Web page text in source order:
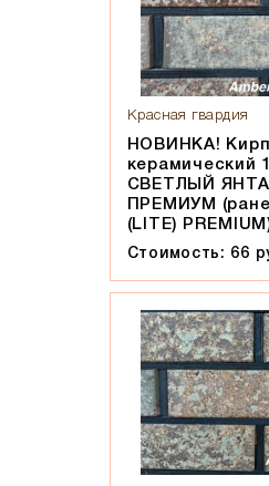
Красная гвардия
НОВИНКА!
керамический
СВЕТЛЫЙ
ПРЕМИУМ
(LITE)
Стоимость: 66